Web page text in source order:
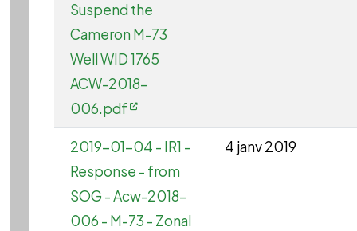
Suspend the
Cameron M-73
Well WID 1765
ACW-2018-
006.pdf
2019-01-04 - IR1 -
Response - from
SOG - Acw-2018-
006 - M-73 - Zonal
4 janv 2019